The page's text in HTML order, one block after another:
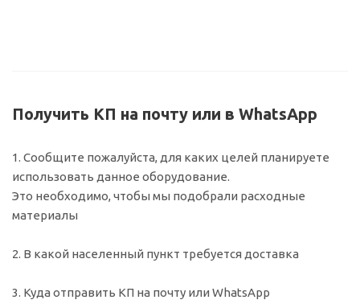
Получить КП на почту или в WhatsApp
1. Сообщите пожалуйста, для каких целей планируете
использовать данное оборудование.
Это необходимо, чтобы мы подобрали расходные
материалы
2. В какой населенный пункт требуется доставка
3. Куда отправить КП на почту или WhatsApp